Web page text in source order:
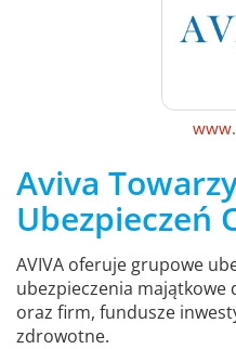
Aviva
Ubezpieczeń
AVIVA oferuje grupowe
ubezpieczenia majątkowe
oraz firm, fundusze
zdrowotne.